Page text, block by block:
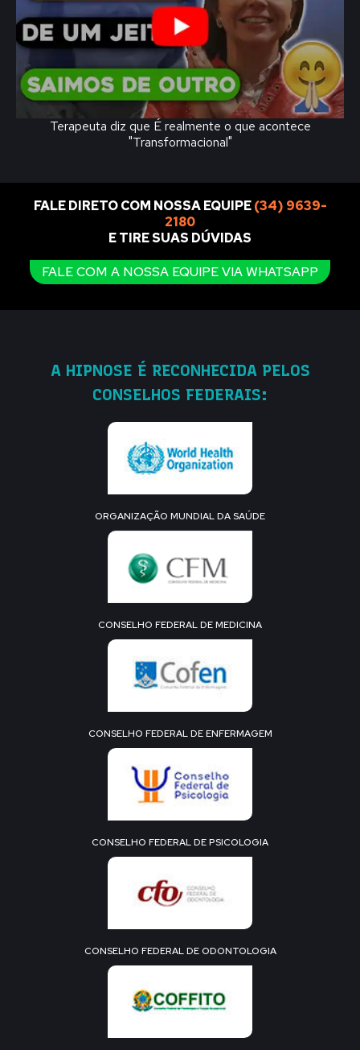
Terapeuta diz que É realmente o que acontece
"Transformacional"
FALE DIRETO COM NOSSA EQUIPE(34) 9639-
2180
E TIRE SUAS DÚVIDAS
FALE COM A NOSSA EQUIPE VIA WHATSAPP
A HIPNOSE É RECONHECIDAPELOS
CONSELHOS FEDERAIS:
ORGANIZAÇÃO MUNDIAL DA SAÚDE
CONSELHO FEDERAL DE MEDICINA
CONSELHO FEDERAL DE ENFERMAGEM
CONSELHO FEDERAL DE PSICOLOGIA
CONSELHO FEDERAL DE ODONTOLOGIA